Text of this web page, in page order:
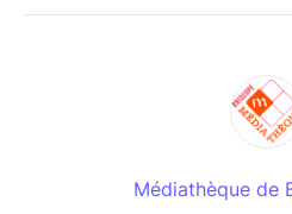
Médiathèque de